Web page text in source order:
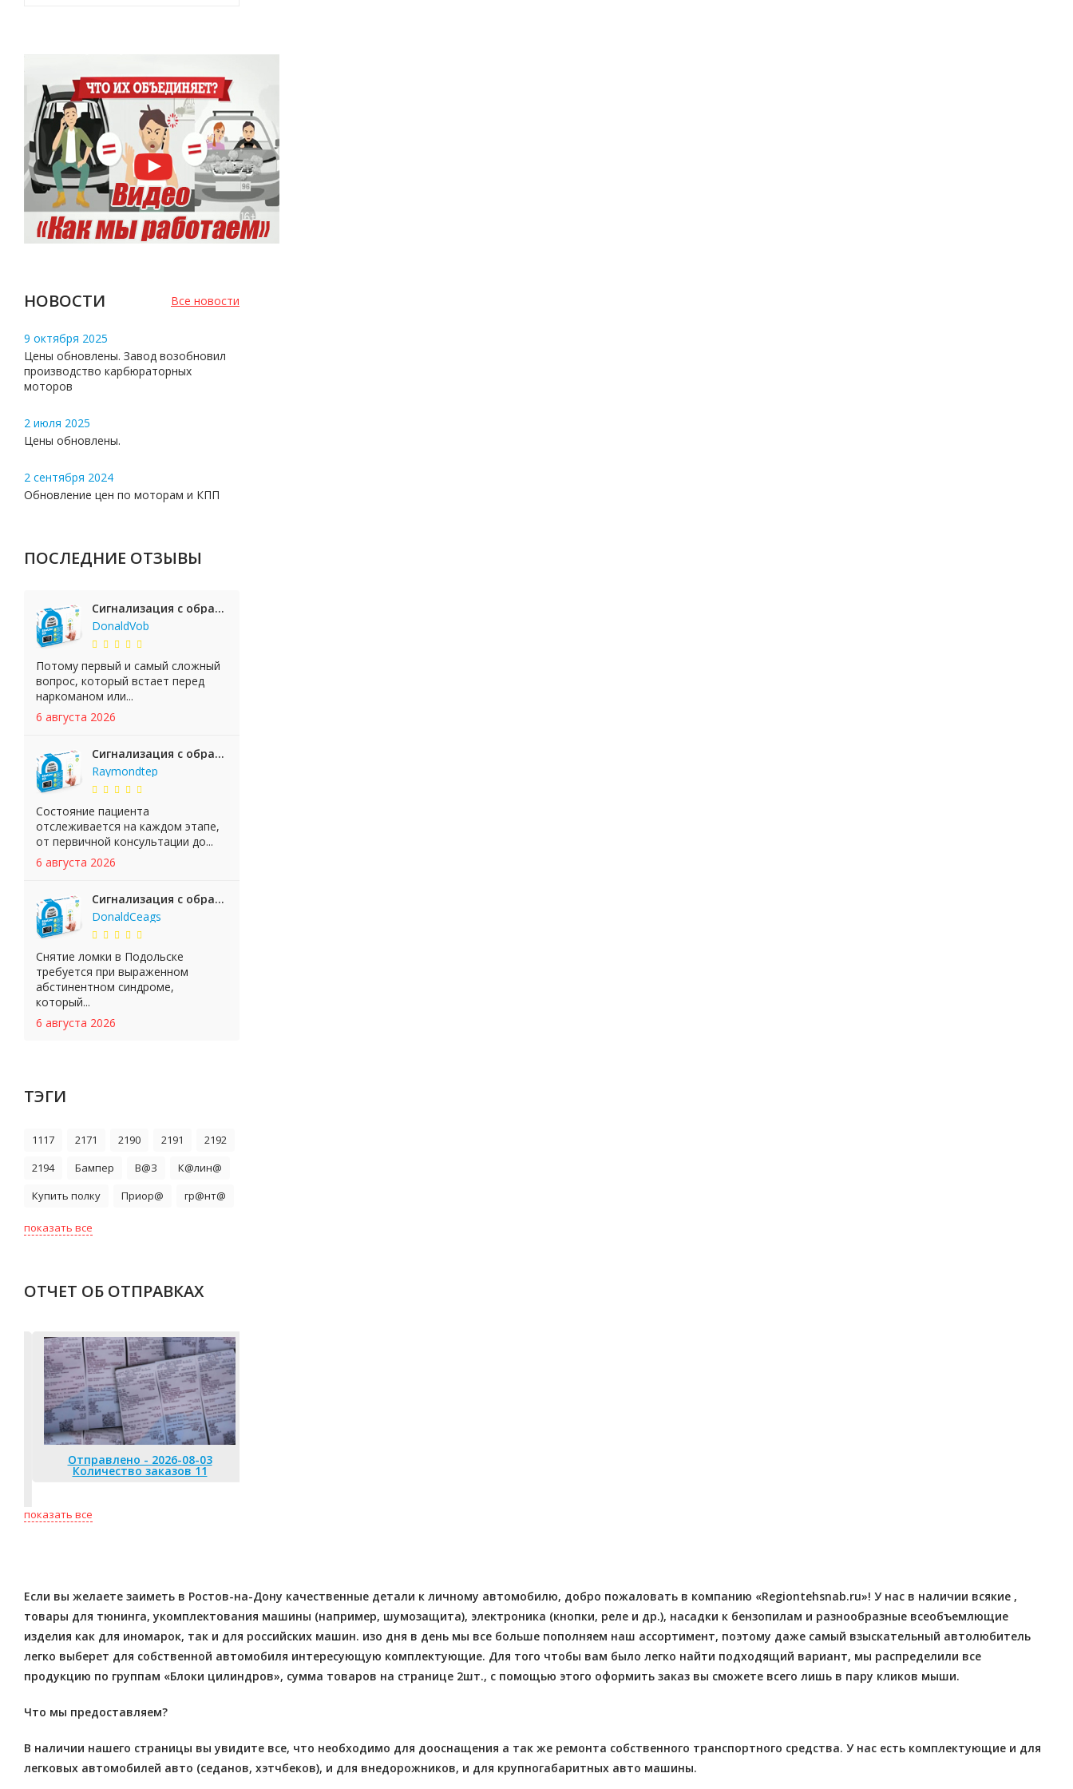
Все новости
НОВОСТИ
9 октября 2025
Цены обновлены. Завод возобновил
производство карбюраторных
моторов
2 июля 2025
Цены обновлены.
2 сентября 2024
Обновление цен по моторам и КПП
ПОСЛЕДНИЕ ОТЗЫВЫ
Сигнализация с обратной связью StarLine E65 BT 2CAN+LIN
DonaldVob
Потому первый и самый сложный
вопрос, который встает перед
наркоманом или...
6 августа 2026
Сигнализация с обратной связью StarLine E65 BT 2CAN+LIN
Raymondtep
Состояние пациента
отслеживается на каждом этапе,
от первичной консультации до...
6 августа 2026
Сигнализация с обратной связью StarLine E65 BT 2CAN+LIN
DonaldCeags
Снятие ломки в Подольске
требуется при выраженном
абстинентном синдроме,
который...
6 августа 2026
ТЭГИ
1117 2171 2190 2191
2192
2194
Бампер В@З
К@лин@
Купить полку
Приор@ гр@нт@
показать все
ОТЧЕТ ОБ ОТПРАВКАХ
Отправлено - 2026-08-03
Количество заказов 11
показать все
Если вы желаете заиметь в Ростов-на-Дону качественные детали к личному автомобилю, добро пожаловать в компанию «Regiontehsnab.ru»! У нас в наличии всякие ,
товары для тюнинга, укомплектования машины (например, шумозащита), электроника (кнопки, реле и др.), насадки к бензопилам и разнообразные всеобъемлющие
изделия как для иномарок, так и для российских машин. изо дня в день мы все больше пополняем наш ассортимент, поэтому даже самый взыскательный автолюбитель
легко выберет для собственной автомобиля интересующую комплектующие. Для того чтобы вам было легко найти подходящий вариант, мы распределили все
продукцию по группам «Блоки цилиндров», сумма товаров на странице 2шт., с помощью этого оформить заказ вы сможете всего лишь в пару кликов мыши.
Что мы предоставляем?
В наличии нашего страницы вы увидите все, что необходимо для дооснащения а так же ремонта собственного транспортного средства. У нас есть комплектующие и для
легковых автомобилей авто (седанов, хэтчбеков), и для внедорожников, и для крупногабаритных авто машины.